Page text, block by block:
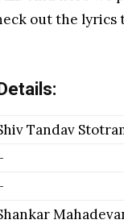
out the lyrics
Tandav